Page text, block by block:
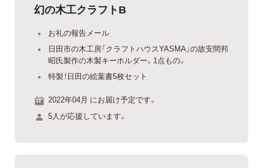
幻の木工クラフトB
お礼の報告メール
日田市の木工房「クラフトハウスYASMA」の故安間邦
昭氏製作の木製キーホルダー。1点もの。
特製！日田の絵葉書5枚セット
2022年04月 にお届け予定です。
5人が応援しています。